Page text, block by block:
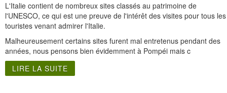
L'Italie contient de nombreux sites classés au patrimoine de
l'UNESCO, ce qui est une preuve de l'intérêt des visites pour tous les
touristes venant admirer l'Italie.
Malheureusement certains sites furent mal entretenus pendant des
années, nous pensons bien évidemment à Pompéi mais c
LIRE LA SUITE